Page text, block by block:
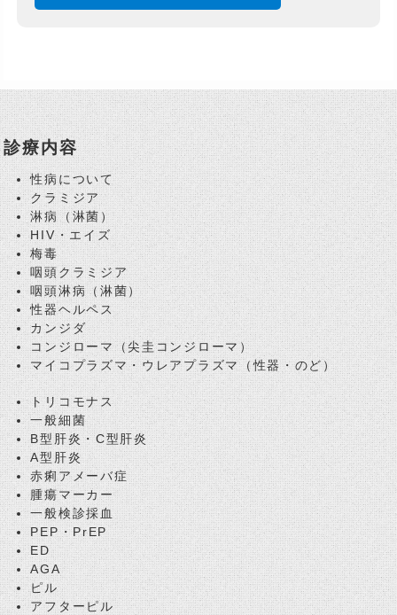
診療内容
性病について
クラミジア
淋病（淋菌）
HIV・エイズ
梅毒
咽頭クラミジア
咽頭淋病（淋菌）
性器ヘルペス
カンジダ
コンジローマ（尖圭コンジローマ）
マイコプラズマ・ウレアプラズマ（性器・のど）
トリコモナス
一般細菌
B型肝炎・C型肝炎
A型肝炎
赤痢アメーバ症
腫瘍マーカー
一般検診採血
PEP・PrEP
ED
AGA
ピル
アフターピル